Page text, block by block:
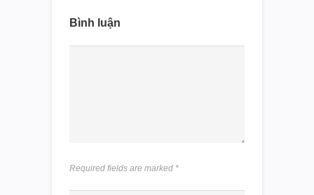
Bình luận
Required fields are marked *